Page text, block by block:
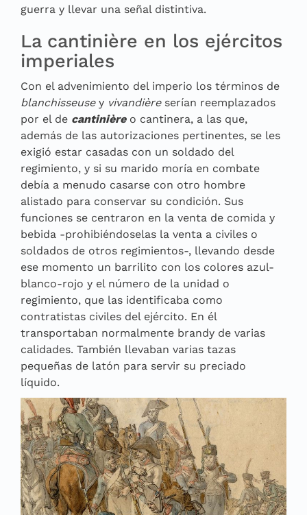
guerra y llevar una señal distintiva.
La cantinière en los ejércitos
imperiales
Con el advenimiento del imperio los términos de
blanchisseusey vivandièreserían reemplazados
por el de cantinière o cantinera, a las que,
además de las autorizaciones pertinentes, se les
exigió estar casadas con un soldado del
regimiento, y si su marido moría en combate
debía a menudo casarse con otro hombre
alistado para conservar su condición. Sus
funciones se centraron en la venta de comida y
bebida -prohibiéndoselas la venta a civiles o
soldados de otros regimientos-, llevando desde
ese momento un barrilito con los colores azul-
blanco-rojo y el número de la unidad o
regimiento, que las identificaba como
contratistas civiles del ejército. En él
transportaban normalmente brandy de varias
calidades. También llevaban varias tazas
pequeñas de latón para servir su preciado
líquido.